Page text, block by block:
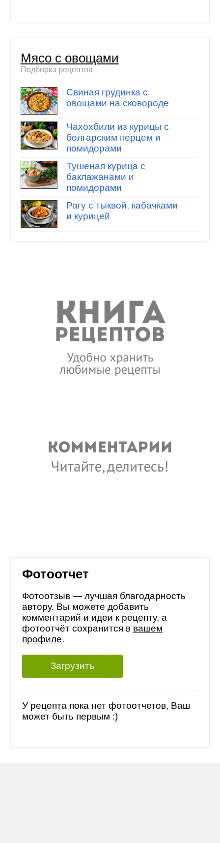
Мясо с овощами
Подборка рецептов
Свиная грудинка с
овощами на сковороде
Чахохбили из курицы с
болгарским перцем и
помидорами
Тушеная курица с
баклажанами и
помидорами
Рагу с тыквой, кабачками
и курицей
Фотоотчет
Фотоотзыв — лучшая благодарность
автору. Вы можете добавить
комментарий и идеи к рецепту, а
фотоотчёт сохранится в вашем
профиле.
Загрузить
У рецепта пока нет фотоотчетов, Ваш
может быть первым :)